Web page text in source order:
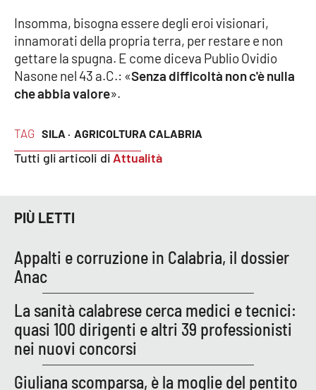
TAG SILA · AGRICOLTURA CALABRIA
Tutti gli articoli di Attualità
Insomma, bisogna essere degli eroi visionari,
innamorati della propria terra, per restare e non
gettare la spugna. E come diceva Publio Ovidio
Nasone nel 43 a.C.: «Senza difficoltà non c'è nulla
che abbia valore».
PIÙ LETTI
Appalti e corruzione in Calabria, il dossier
Anac
La sanità calabrese cerca medici e tecnici:
quasi 100 dirigenti e altri 39 professionisti
nei nuovi concorsi
Giuliana scomparsa, è la moglie del pentito